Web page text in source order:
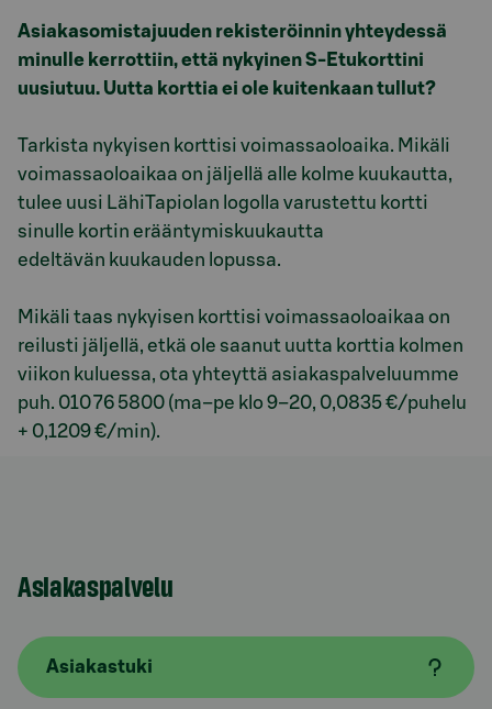
Asiakasomistajuuden rekisteröinnin yhteydessä
minulle kerrottiin, että nykyinen S-Etukorttini
uusiutuu. Uutta korttia ei ole kuitenkaan tullut?
Tarkista nykyisen korttisi voimassaoloaika. Mikäli
voimassaoloaikaa on jäljellä alle kolme kuukautta,
tulee uusi LähiTapiolan logolla varustettu kortti
sinulle kortin erääntymiskuukautta
edeltävän kuukauden lopussa.
Mikäli taas nykyisen korttisi voimassaoloaikaa on
reilusti jäljellä, etkä ole saanut uutta korttia kolmen
viikon kuluessa, ota yhteyttä asiakaspalveluumme
puh. 010 76 5800 (ma–pe klo 9–20, 0,0835 €/puhelu
+ 0,1209 €/min).
Asiakaspalvelu
Asiakastuki